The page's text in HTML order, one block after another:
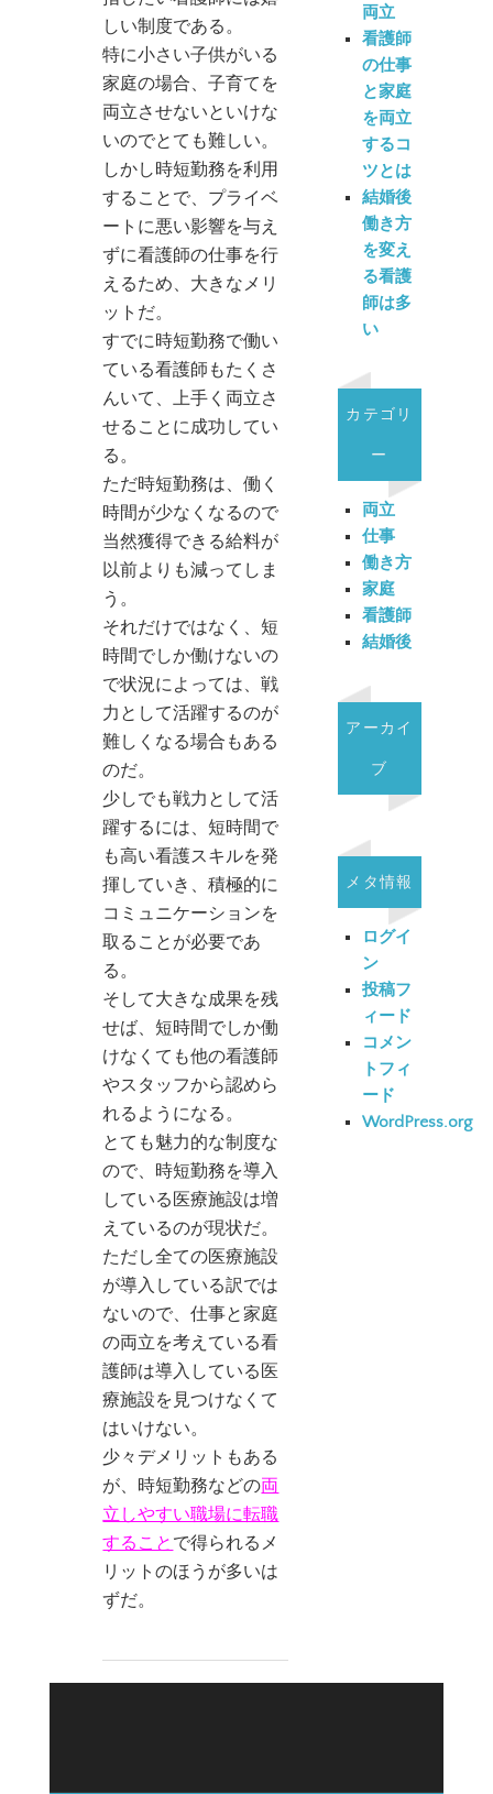
しい制度である。
特に小さい子供がいる
家庭の場合、子育てを
両立させないといけな
いのでとても難しい。
しかし時短勤務を利用
することで、プライベ
ートに悪い影響を与え
ずに看護師の仕事を行
えるため、大きなメリ
ットだ。
すでに時短勤務で働い
ている看護師もたくさ
んいて、上手く両立さ
せることに成功してい
る。
ただ時短勤務は、働く
時間が少なくなるので
当然獲得できる給料が
以前よりも減ってしま
う。
それだけではなく、短
時間でしか働けないの
で状況によっては、戦
力として活躍するのが
難しくなる場合もある
のだ。
少しでも戦力として活
躍するには、短時間で
も高い看護スキルを発
揮していき、積極的に
コミュニケーションを
取ることが必要であ
る。
そして大きな成果を残
せば、短時間でしか働
けなくても他の看護師
やスタッフから認めら
れるようになる。
とても魅力的な制度な
ので、時短勤務を導入
している医療施設は増
えているのが現状だ。
ただし全ての医療施設
が導入している訳では
ないので、仕事と家庭
の両立を考えている看
護師は導入している医
療施設を見つけなくて
はいけない。
少々デメリットもある
が、時短勤務などの両
立しやすい職場に転職
すること で得られるメ
リットのほうが多いは
ずだ。
両立
看護師
の仕事
と家庭
を両立
するコ
ツとは
結婚後
働き方
を変え
る看護
師は多
い
カテゴリ
ー
両立
仕事
働き方
家庭
看護師
結婚後
アーカイ
ブ
メタ情報
ログイ
ン
投稿フ
ィード
コメン
トフィ
ード
WordPress.org